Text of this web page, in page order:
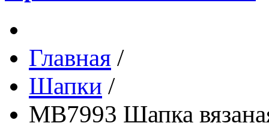
Главная /
Шапки /
MB7993 Шапка